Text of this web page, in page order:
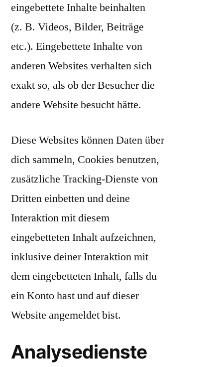
eingebettete Inhalte beinhalten
(z. B. Videos, Bilder, Beiträge
etc.). Eingebettete Inhalte von
anderen Websites verhalten sich
exakt so, als ob der Besucher die
andere Website besucht hätte.
Diese Websites können Daten über
dich sammeln, Cookies benutzen,
zusätzliche Tracking-Dienste von
Dritten einbetten und deine
Interaktion mit diesem
eingebetteten Inhalt aufzeichnen,
inklusive deiner Interaktion mit
dem eingebetteten Inhalt, falls du
ein Konto hast und auf dieser
Website angemeldet bist.
Analysedienste